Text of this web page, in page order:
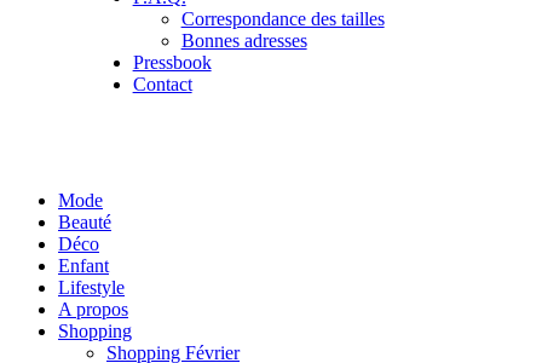
Correspondance des tailles
Bonnes adresses
Pressbook
Contact
Mode
Beauté
Déco
Enfant
Lifestyle
A propos
Shopping
Shopping Février